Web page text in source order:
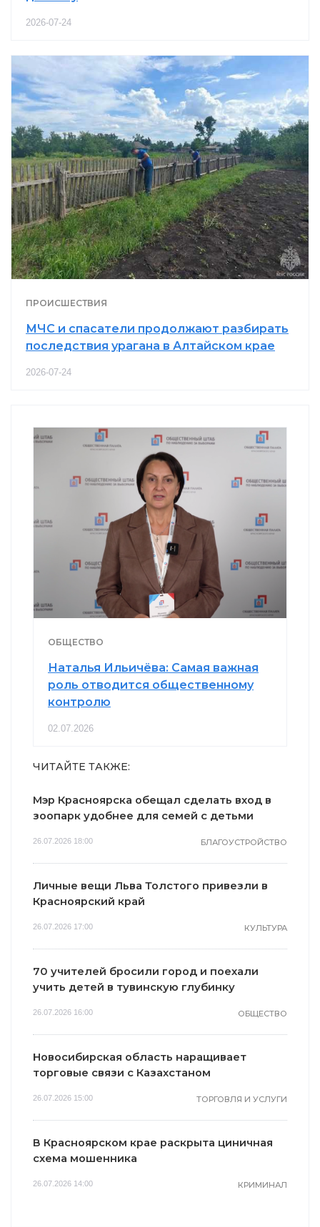
2026-07-24
ПРОИСШЕСТВИЯ
МЧС и спасатели продолжают разбирать
последствия урагана в Алтайском крае
2026-07-24
ОБЩЕСТВО
Наталья Ильичёва: Самая важная
роль отводится общественному
контролю
02.07.2026
ЧИТАЙТЕ ТАКЖЕ:
Мэр Красноярска обещал сделать вход в
зоопарк удобнее для семей с детьми
26.07.2026 18:00 БЛАГОУСТРОЙСТВО
Личные вещи Льва Толстого привезли в
Красноярский край
26.07.2026 17:00 КУЛЬТУРА
70 учителей бросили город и поехали
учить детей в тувинскую глубинку
26.07.2026 16:00 ОБЩЕСТВО
Новосибирская область наращивает
торговые связи с Казахстаном
26.07.2026 15:00 ТОРГОВЛЯ И УСЛУГИ
В Красноярском крае раскрыта циничная
схема мошенника
26.07.2026 14:00 КРИМИНАЛ